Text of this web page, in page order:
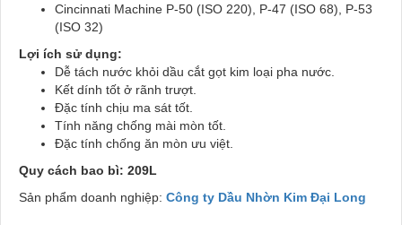
Cincinnati Machine P-50 (ISO 220), P-47 (ISO 68), P-53
(ISO 32)
Lợi ích sử dụng:
Dễ tách nước khỏi dầu cắt gọt kim loại pha nước.
Kết dính tốt ở rãnh trượt.
Đặc tính chịu ma sát tốt.
Tính năng chống mài mòn tốt.
Đặc tính chống ăn mòn ưu việt.
Quy cách bao bì: 209L
Sản phẩm doanh nghiệp: Công ty Dầu Nhờn Kim Đại Long